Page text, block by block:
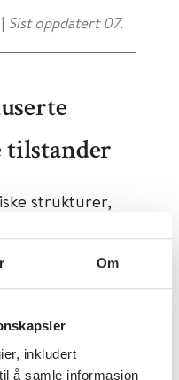
Om
inkludert
å samle informasjon
| Sist oppdatert 07.
tilstander
strukturer,
i
har samme